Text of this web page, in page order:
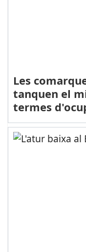
Les
tanquen el
termes